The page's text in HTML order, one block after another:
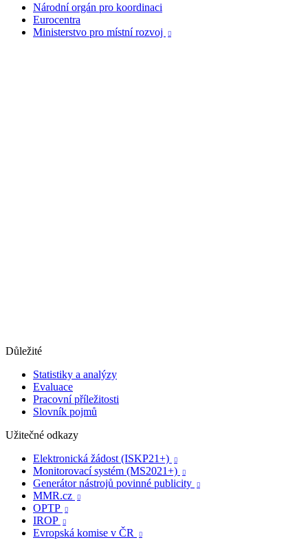
Národní orgán pro koordinaci
Eurocentra
Ministerstvo pro místní rozvoj

Důležité
Statistiky a analýzy
Evaluace
Pracovní příležitosti
Slovník pojmů
Užitečné odkazy
Elektronická žádost (ISKP21+)

Monitorovací systém (MS2021+) 
Generátor nástrojů povinné publicity 
MMR.cz 
OPTP 
IROP 
Evropská komise v ČR 